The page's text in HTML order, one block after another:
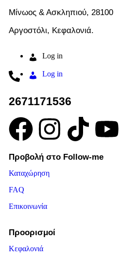
Μίνωος & Ασκληπιού, 28100
Αργοστόλι, Κεφαλονιά.
Log in
Log in
2671171536
Προβολή στο Follow-me
Καταχώρηση
FAQ
Επικοινωνία
Προορισμοί
Κεφαλονιά